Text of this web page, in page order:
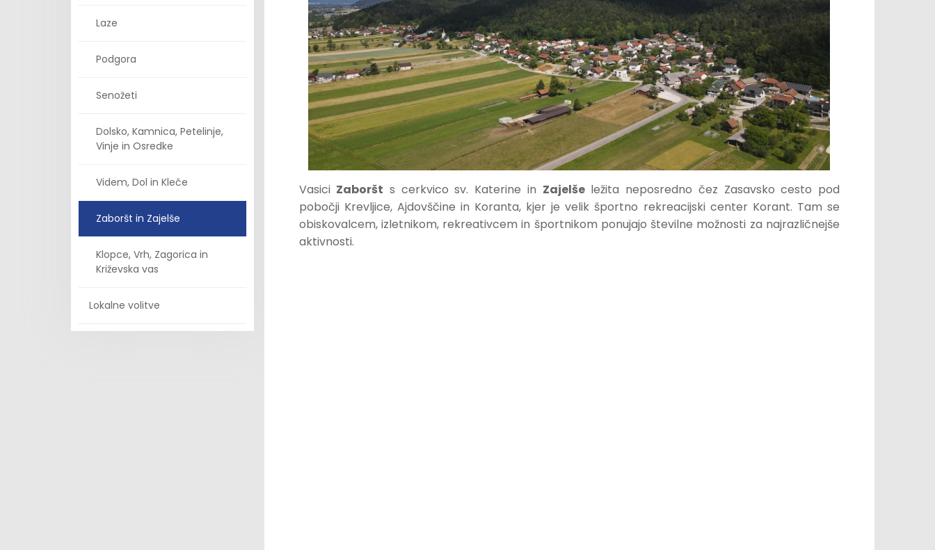
Laze
Podgora
Senožeti
Dolsko, Kamnica, Petelinje,
Vinje in Osredke
Videm, Dol in Kleče
Zaboršt in Zajelše
Klopce, Vrh, Zagorica in
Križevska vas
Lokalne volitve
Vasici Zaboršt s cerkvico sv. Katerine in Zajelšeležita neposredno čez Zasavsko cesto pod
pobočji Krevljice, Ajdovščine in Koranta, kjer je velik športno rekreacijski center Korant. Tam se
obiskovalcem, izletnikom, rekreativcem in športnikom ponujajo številne možnosti za najrazličnejše
aktivnosti.